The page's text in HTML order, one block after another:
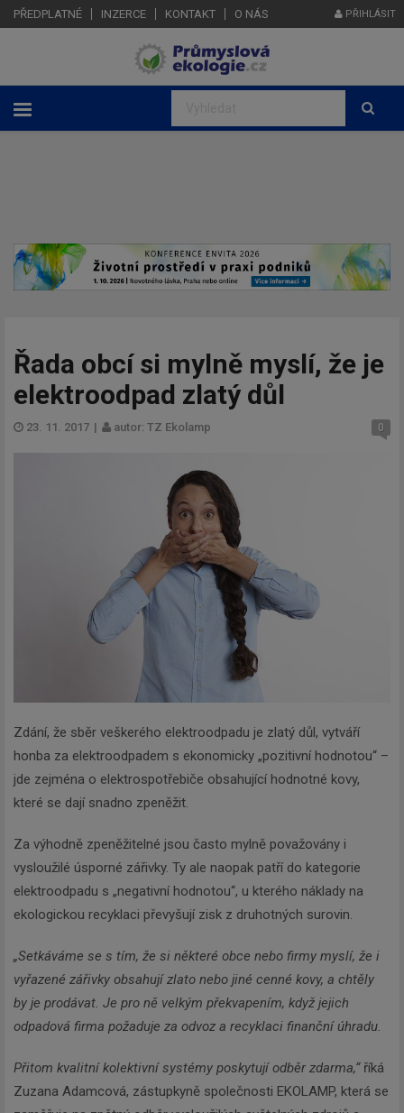
PŘEDPLATNÉ INZERCE KONTAKT O NÁS PŘIHLÁSIT
Řada obcí si mylně myslí, že je
elektroodpad zlatý důl
23. 11. 2017 | autor: TZ Ekolamp 0
Zdání, že sběr veškerého elektroodpadu je zlatý důl, vytváří
honba za elektroodpadem s ekonomicky „pozitivní hodnotou“ –
jde zejména o elektrospotřebiče obsahující hodnotné kovy,
které se dají snadno zpeněžit.
Za výhodně zpeněžitelné jsou často mylně považovány i
vysloužilé úsporné zářivky. Ty ale naopak patří do kategorie
elektroodpadu s „negativní hodnotou“, u kterého náklady na
ekologickou recyklaci převyšují zisk z druhotných surovin.
„Setkáváme se s tím, že si některé obce nebo firmy myslí, že i
vyřazené zářivky obsahují zlato nebo jiné cenné kovy, a chtěly
by je prodávat. Je pro ně velkým překvapením, když jejich
odpadová firma požaduje za odvoz a recyklaci finanční úhradu.
Přitom kvalitní kolektivní systémy poskytují odběr zdarma,“říká
Zuzana Adamcová, zástupkyně společnosti EKOLAMP, která se